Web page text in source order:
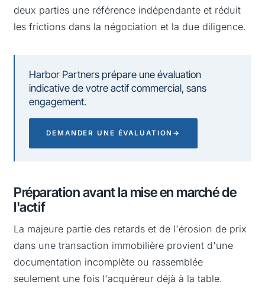
deux parties une référence indépendante et réduit
les frictions dans la négociation et la due diligence.
Harbor Partners prépare une évaluation
indicative de votre actif commercial, sans
engagement.
DEMANDER UNE ÉVALUATION →
Préparation avant la mise en marché de
l'actif
La majeure partie des retards et de l'érosion de prix
dans une transaction immobilière provient d'une
documentation incomplète ou rassemblée
seulement une fois l'acquéreur déjà à la table.